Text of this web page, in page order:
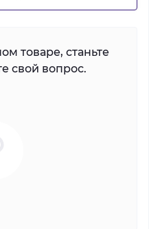
товаре, станьте
свой вопрос.